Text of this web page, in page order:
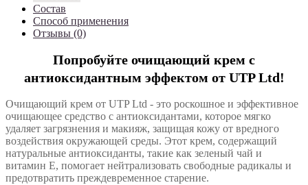
Состав
Способ применения
Отзывы (0)
Попробуйте очищающий крем с
антиоксидантным эффектом от UTP Ltd!
Очищающий крем от UTP Ltd - это роскошное и эффективное
очищающее средство с антиоксидантами, которое мягко
удаляет загрязнения и макияж, защищая кожу от вредного
воздействия окружающей среды. Этот крем, содержащий
натуральные антиоксиданты, такие как зеленый чай и
витамин Е, помогает нейтрализовать свободные радикалы и
предотвратить преждевременное старение.